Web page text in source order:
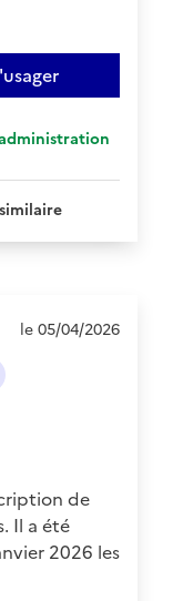
le 05/04/2026
de
Il a été
2026 les